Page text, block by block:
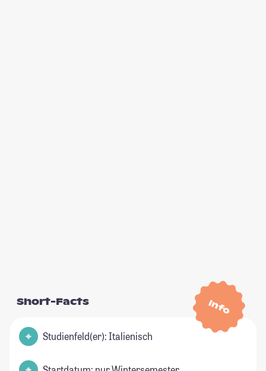
Info
Short-Facts
Studienfeld(er): Italienisch